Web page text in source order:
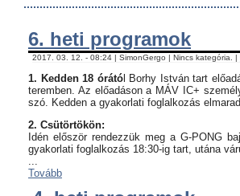
6. heti programok
2017. 03. 12. - 08:24 | SimonGergo | Nincs kategória. |
1. Kedden 18 órától Borhy István tart
teremben. Az előadáson a MÁV IC+
szó. Kedden a gyakorlati foglalkozás
2. Csütörtökön:
Idén először rendezzük meg a G-PONG
gyakorlati foglalkozás 18:30-ig tart, utána
...
Tovább